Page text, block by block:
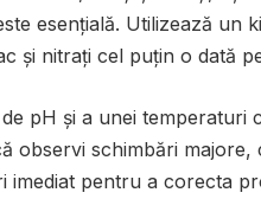
esențială. Utilizează un
și nitrați cel puțin o dată
pH și a unei temperaturi
observi schimbări
imediat pentru a corecta